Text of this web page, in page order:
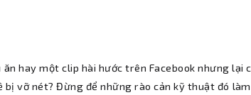
hay một clip hài hước trên Facebook nhưng lại
vỡ nét? Đừng để những rào cản kỹ thuật đó